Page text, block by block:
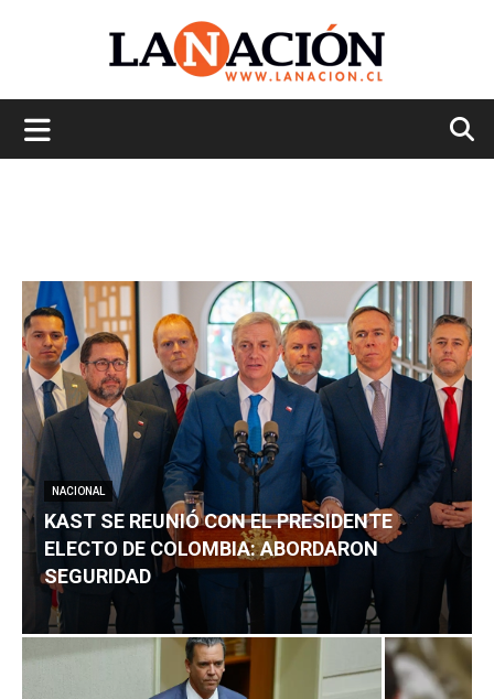
NACIONAL
KAST SE REUNIÓ CON EL PRESIDENTE
ELECTO DE COLOMBIA: ABORDARON
SEGURIDAD